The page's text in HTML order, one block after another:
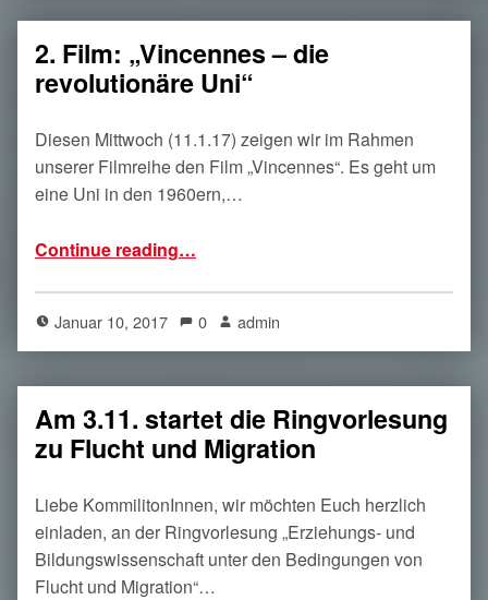
2. Film: „Vincennes – die
revolutionäre Uni“
Diesen Mittwoch (11.1.17) zeigen wir im Rahmen
unserer Filmreihe den Film „Vincennes“. Es geht um
eine Uni in den 1960ern,…
Continue reading…
Januar 10, 2017 0 admin
Am 3.11. startet die Ringvorlesung
zu Flucht und Migration
Liebe KommilitonInnen, wir möchten Euch herzlich
einladen, an der Ringvorlesung „Erziehungs- und
Bildungswissenschaft unter den Bedingungen von
Flucht und Migration“…